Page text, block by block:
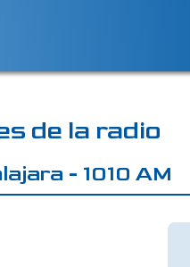
de la radio
- 1010 AM